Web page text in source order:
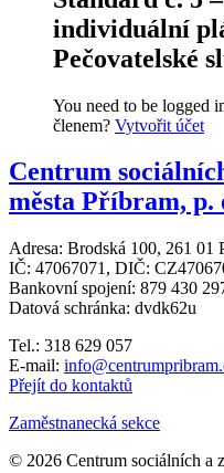
individuální
Pečovatelské
You need to be logged
členem? Vytvořit účet
Centrum
města Příbram, p.
Adresa: Brodská 100, 261 01
IČ: 47067071, DIČ:
Bankovní spojení: 879 430
Datová schránka: dvdk62u
Tel.: 318 629 057
E-mail:
Přejít do kontaktů
Zaměstnanecká sekce
© 2026 Centrum sociálních a